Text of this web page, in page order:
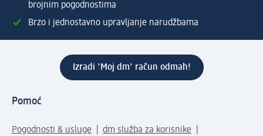
brojnim pogodnostima
Brzo i jednostavno upravljanje narudžbama
Izradi 'Moj dm' račun odmah!
Pomoć
Pogodnosti & usluge
dm služba za korisnike